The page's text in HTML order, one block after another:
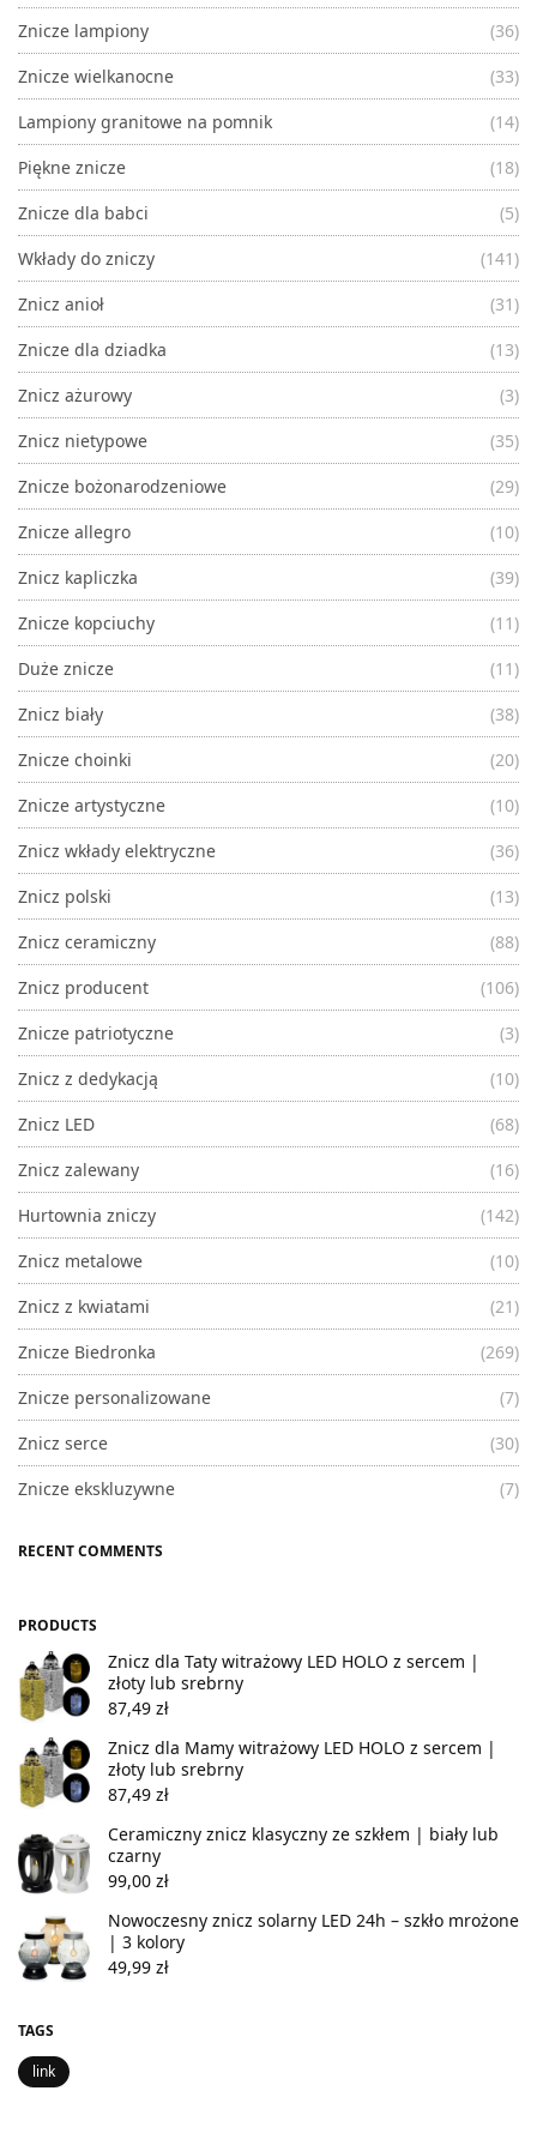
Znicze lampiony
(36)
Znicze wielkanocne
(33)
Lampiony granitowe na pomnik
(14)
Piękne znicze
(18)
Znicze dla babci
(5)
Wkłady do zniczy
(141)
Znicz anioł
(31)
Znicze dla dziadka
(13)
Znicz ażurowy
(3)
Znicz nietypowe
(35)
Znicze bożonarodzeniowe
(29)
Znicze allegro
(10)
Znicz kapliczka
(39)
Znicze kopciuchy
(11)
Duże znicze
(11)
Znicz biały
(38)
Znicze choinki
(20)
Znicze artystyczne
(10)
Znicz wkłady elektryczne
(36)
Znicz polski
(13)
Znicz ceramiczny
(88)
Znicz producent
(106)
Znicze patriotyczne
(3)
Znicz z dedykacją
(10)
Znicz LED
(68)
Znicz zalewany
(16)
Hurtownia zniczy
(142)
Znicz metalowe
(10)
Znicz z kwiatami
(21)
Znicze Biedronka
(269)
Znicze personalizowane
(7)
Znicz serce
(30)
Znicze ekskluzywne
(7)
RECENT COMMENTS
PRODUCTS
Znicz dla Taty witrażowy LED HOLO z sercem |
złoty lub srebrny
87,49 zł
Znicz dla Mamy witrażowy LED HOLO z sercem |
złoty lub srebrny
87,49 zł
Ceramiczny znicz klasyczny ze szkłem | biały lub
czarny
99,00 zł
Nowoczesny znicz solarny LED 24h – szkło mrożone
| 3 kolory
49,99 zł
TAGS
link